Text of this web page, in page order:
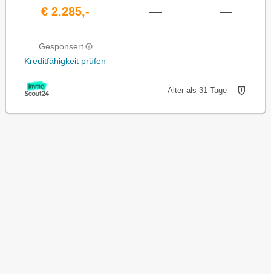
€ 2.285,-
—
Gesponsert
Kreditfähigkeit prüfen
— —
Älter als 31 Tage